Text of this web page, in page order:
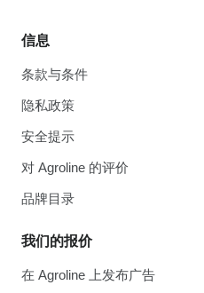
信息
条款与条件
隐私政策
安全提示
对 Agroline 的评价
品牌目录
我们的报价
在 Agroline 上发布广告